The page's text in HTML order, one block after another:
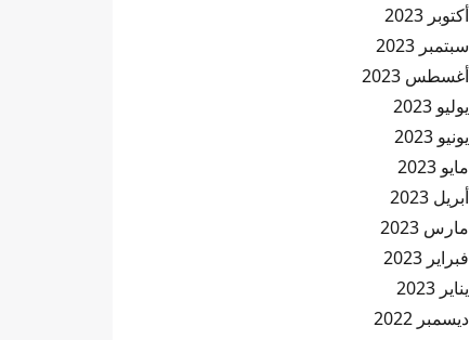
أكتوبر 2023
سبتمبر 2023
أغسطس 2023
يوليو 2023
يونيو 2023
مايو 2023
أبريل 2023
مارس 2023
فبراير 2023
يناير 2023
ديسمبر 2022